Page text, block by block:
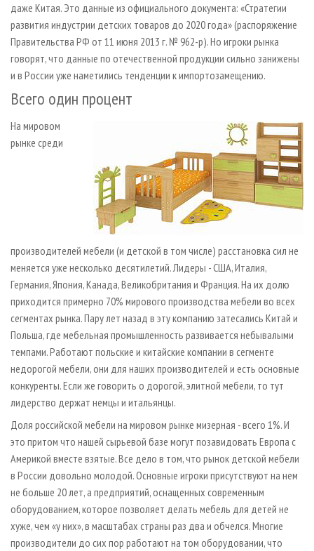
даже Китая. Это данные из официального документа: «Стратегии
развития индустрии детских товаров до 2020 года» (распоряжение
Правительства РФ от 11 июня 2013 г. № 962-р). Но игроки рынка
говорят, что данные по отечественной продукции сильно занижены
и в России уже наметились тенденции к импортозамещению.
Всего один процент
На мировом
рынке среди
производителей мебели (и детской в том числе) расстановка сил не
меняется уже несколько десятилетий. Лидеры - США, Италия,
Германия, Япония, Канада, Великобритания и Франция. На их долю
приходится примерно 70% мирового производства мебели во всех
сегментах рынка. Пару лет назад в эту компанию затесались Китай и
Польша, где мебельная промышленность развивается небывалыми
темпами. Работают польские и китайские компании в сегменте
недорогой мебели, они для наших производителей и есть основные
конкуренты. Если же говорить о дорогой, элитной мебели, то тут
лидерство держат немцы и итальянцы.
Доля российской мебели на мировом рынке мизерная - всего 1%. И
это притом что нашей сырьевой базе могут позавидовать Европа с
Америкой вместе взятые. Все дело в том, что рынок детской мебели
в России довольно молодой. Основные игроки присутствуют на нем
не больше 20 лет, а предприятий, оснащенных современным
оборудованием, которое позволяет делать мебель для детей не
хуже, чем «у них», в масштабах страны раз два и обчелся. Многие
производители до сих пор работают на том оборудовании, что